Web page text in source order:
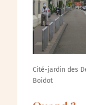
Cité-jardin des
Boidot